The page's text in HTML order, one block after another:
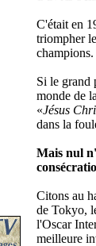
C'était en
triompher
champions.
Si le grand
monde de
«Jésus
dans la
Mais nul
Citons au
de Tokyo,
l'Oscar
meilleure